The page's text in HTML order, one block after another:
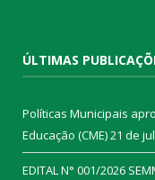
ÚLTIMAS
Políticas Municipais
Educação (CME)21 de
EDITAL N° 001/2026